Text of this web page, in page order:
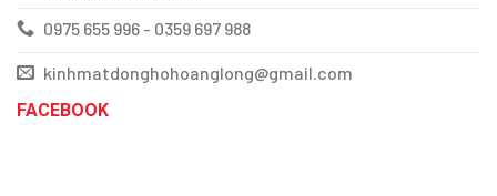
0975 655 996 - 0359 697 988
kinhmatdonghohoanglong@gmail.com
FACEBOOK